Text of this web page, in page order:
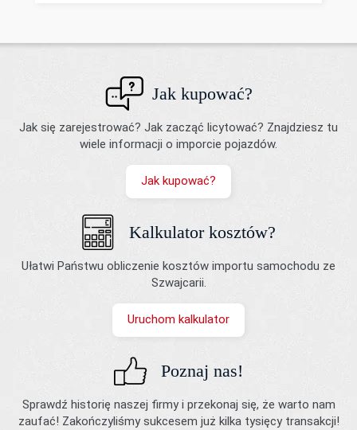
Jak kupować?
Jak się zarejestrować? Jak zacząć licytować? Znajdziesz tu
wiele informacji o imporcie pojazdów.
Jak kupować?
Kalkulator kosztów?
Ułatwi Państwu obliczenie kosztów importu samochodu ze
Szwajcarii.
Uruchom kalkulator
Poznaj nas!
Sprawdź historię naszej firmy i przekonaj się, że warto nam
zaufać! Zakończyliśmy sukcesem już kilka tysięcy transakcji!